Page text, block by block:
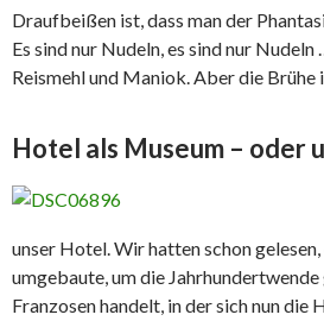
Draufbeißen ist, dass man der
Es sind nur Nudeln, es sind nur Nudeln
Reismehl und Maniok. Aber die Brühe
Hotel als Museum – oder
unser Hotel. Wir hatten schon gelesen,
umgebaute, um die
Franzosen handelt, in der sich nun